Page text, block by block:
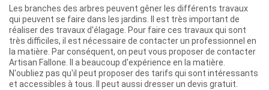
Les branches des arbres peuvent gêner les différents travaux
qui peuvent se faire dans les jardins. Il est très important de
réaliser des travaux d'élagage. Pour faire ces travaux qui sont
très difficiles, il est nécessaire de contacter un professionnel en
la matière. Par conséquent, on peut vous proposer de contacter
Artisan Fallone. Il a beaucoup d'expérience en la matière.
N'oubliez pas qu'il peut proposer des tarifs qui sont intéressants
et accessibles à tous. Il peut aussi dresser un devis gratuit.